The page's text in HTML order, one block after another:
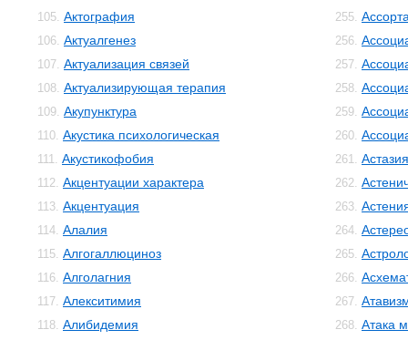
105. Актография
106. Актуалгенез
107. Актуализация связей
108. Актуализирующая терапия
109. Акупунктура
110. Акустика психологическая
111. Акустикофобия
112. Акцентуации характера
113. Акцентуация
114. Алалия
115. Алгогаллюциноз
116. Алголагния
117. Алекситимия
118. Алибидемия
255.
256.
257.
258.
259.
260.
261. Астазия
262.
263.
264.
265.
266.
267.
268. Атака